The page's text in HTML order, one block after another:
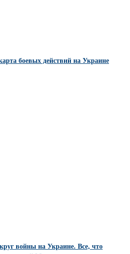
боевых действий на Украине
войны на Украине. Все, что